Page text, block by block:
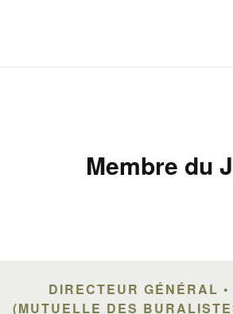
Membre du
DIRECTEUR GÉNÉRAL
(MUTUELLE DES